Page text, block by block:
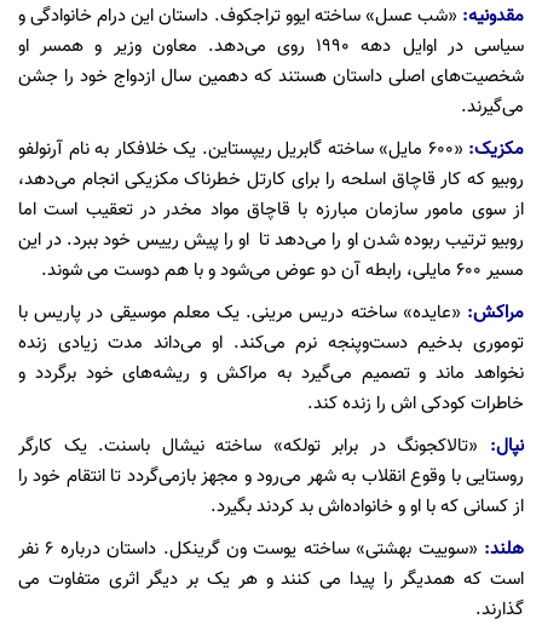
مقدونیه: «شب عسل» ساخته ایوو تراجکوف. داستان این درام خانوادگی و
سیاسی در اوایل دهه ۱۹۹۰ روی می‌دهد. معاون وزیر و همسر او
شخصیت‌های اصلی داستان هستند که دهمین سال ازدواج خود را جشن
می‌گیرند.
مکزیک:
«۶۰۰ مایل» ساخته گابریل ریپستاین. یک خلافکار به نام آرنولفو
روبیو که کار قاچاق اسلحه را برای کارتل خطرناک مکزیکی انجام می‌دهد،
از سوی مامور سازمان مبارزه با قاچاق مواد مخدر در تعقیب است اما
روبیو ترتیب ربوده شدن او را می‌دهد تا او را پیش رییس خود ببرد. در این
مسیر ۶۰۰ مایلی، رابطه آن دو عوض می‌شود و با هم دوست می شوند.
مراکش: «عایده» ساخته دریس مرینی. یک معلم موسیقی در پاریس با
توموری بدخیم دست‌وپنجه نرم می‌کند. او می‌داند مدت زیادی زنده
نخواهد ماند و تصمیم می‌گیرد به مراکش و ریشه‌های خود برگردد و
خاطرات کودکی اش را زنده کند.
نپال: «تالاکجونگ در برابر تولکه» ساخته نیشال باسنت. یک کارگر
روستایی با وقوع انقلاب به شهر می‌رود و مجهز بازمی‌گردد تا انتقام خود را
از کسانی که با او و خانواده‌اش بد کردند بگیرد.
هلند:
«سوییت بهشتی» ساخته یوست ون گرینکل. داستان درباره ۶ نفر
است که همدیگر را پیدا می کنند و هر یک بر دیگر اثری متفاوت می
گذارند.